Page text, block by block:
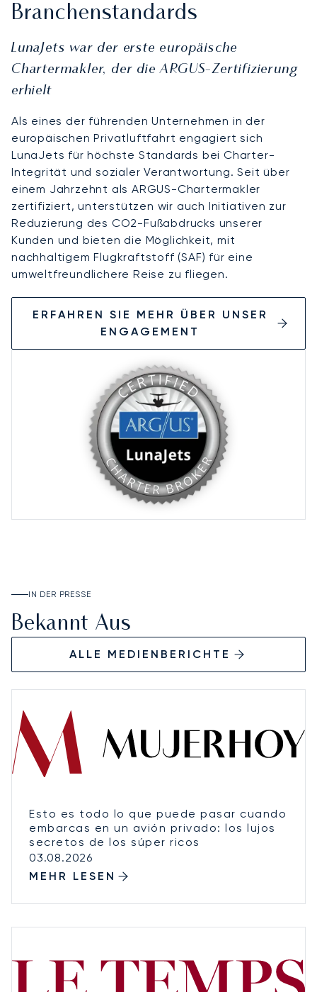
Branchenstandards
LunaJets war der erste europäische
Chartermakler, der die ARGUS-Zertifizierung
erhielt
Als eines der führenden Unternehmen in der
europäischen Privatluftfahrt engagiert sich
LunaJets für höchste Standards bei Charter-
Integrität und sozialer Verantwortung. Seit über
einem Jahrzehnt als ARGUS-Chartermakler
zertifiziert, unterstützen wir auch Initiativen zur
Reduzierung des CO2-Fußabdrucks unserer
Kunden und bieten die Möglichkeit, mit
nachhaltigem Flugkraftstoff (SAF) für eine
umweltfreundlichere Reise zu fliegen.
ERFAHREN SIE MEHR ÜBER UNSER
ENGAGEMENT
IN DER PRESSE
Bekannt Aus
ALLE MEDIENBERICHTE
Esto es todo lo que puede pasar cuando
embarcas en un avión privado: los lujos
secretos de los súper ricos
03.08.2026
MEHR LESEN